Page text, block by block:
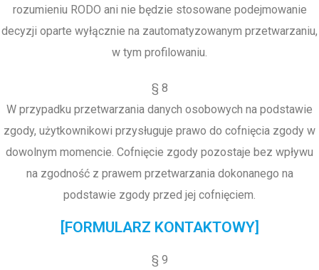
rozumieniu RODO ani nie będzie stosowane podejmowanie
decyzji oparte wyłącznie na zautomatyzowanym przetwarzaniu,
w tym profilowaniu.
§ 8
W przypadku przetwarzania danych osobowych na podstawie
zgody, użytkownikowi przysługuje prawo do cofnięcia zgody w
dowolnym momencie. Cofnięcie zgody pozostaje bez wpływu
na zgodność z prawem przetwarzania dokonanego na
podstawie zgody przed jej cofnięciem.
[FORMULARZ KONTAKTOWY]
§ 9